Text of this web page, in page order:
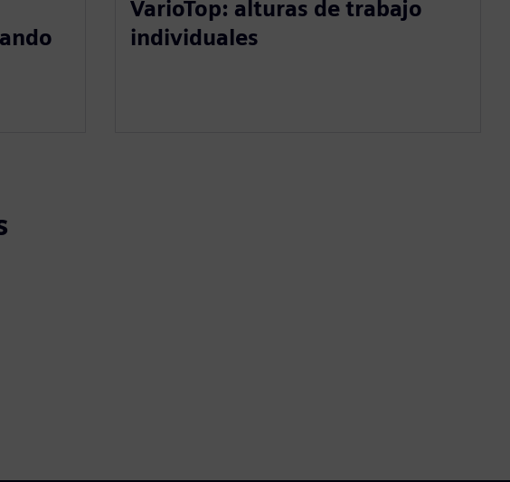
VarioTop: alturas de trabajo
individuales